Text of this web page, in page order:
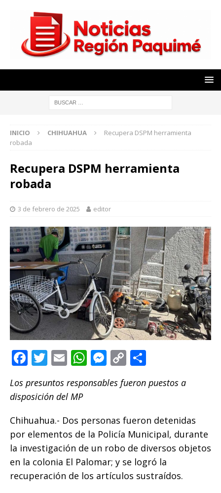
INICIO CHIHUAHUA
Recupera DSPM herramienta
robada
Recupera DSPM herramienta
robada
3 de febrero de 2025 editor
F
c
e
b
o
o
k
T
it
te
r
E
ai
l
W
at
A
p
p
M
e
ss
n
g
e
r
C
p
Li
n
k
m
ar
ti
r
Los presuntos responsables fueron puestos a
disposición del MP
Chihuahua.- Dos personas fueron detenidas
por elementos de la Policía Municipal, durante
la investigación de un robo de diversos objetos
en la colonia El Palomar; y se logró la
recuperación de los artículos sustraídos.